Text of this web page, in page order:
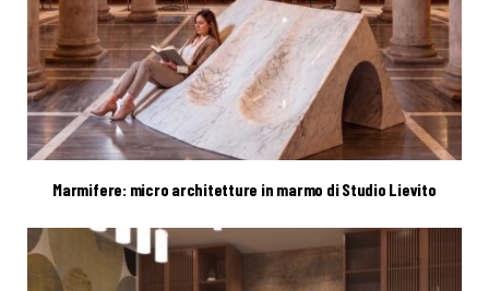
Marmifere: micro architetture in marmo di Studio Lievito